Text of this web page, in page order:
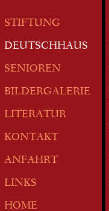
STIFTUNG
DEUTSCHHAUS
SENIOREN
BILDERGALERIE
LITERATUR
KONTAKT
ANFAHRT
LINKS
HOME